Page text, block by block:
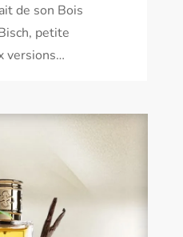
de son Bois
petite
versions…